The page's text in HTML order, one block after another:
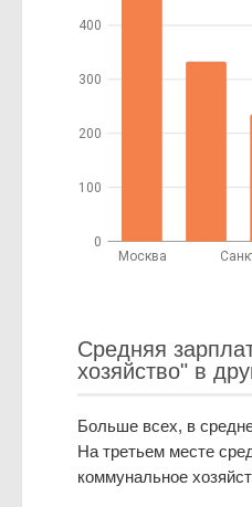
Москва
0
100
200
300
400
Средняя
хозяйство" в
Больше всех, в
На третьем месте
коммунальное